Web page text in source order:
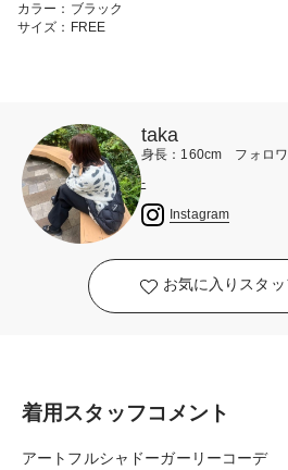
カラー：ブラック
サイズ：FREE
taka
身長：160cm フォロ
-
Instagram
お気に入りスタ
着用スタッフコメント
アートフルシャドーガーリーコーデ